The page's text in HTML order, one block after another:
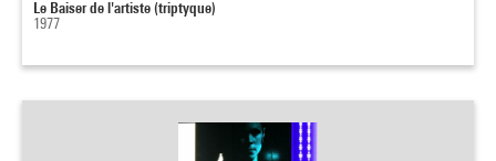
Le Baiser de l'artiste (triptyque)
1977